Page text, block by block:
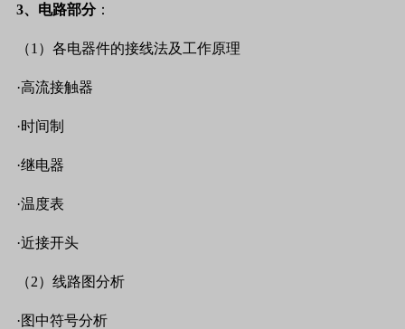
3、电路部分：
（1 ）各电器件的接线法及工作原理
·高流接触器
·时间制
·继电器
·温度表
·近接开头
（2）线路图分析
·图中符号分析